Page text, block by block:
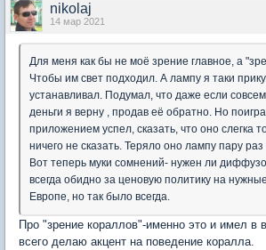
nikolaj
14 мар 2021
Для меня как бы не моё зрение главное, а
Чтобы им свет подходил. А лампу я таки
устанавливал. Подумал, что даже если
деньги я верну , продав её обратно. Но
приложением успел, сказать, что оно слегка
ничего не сказать. Теряло оно лампу пару раз
Вот теперь муки сомнений- нужен ли
всегда обидно за ценовую политику на
Европе, но так было всегда.
Про "зрение кораллов"-именно это и имел в
всего делаю акцент на поведение коралла.